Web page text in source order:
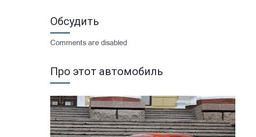
Обсудить
Comments are disabled
Про этот автомобиль